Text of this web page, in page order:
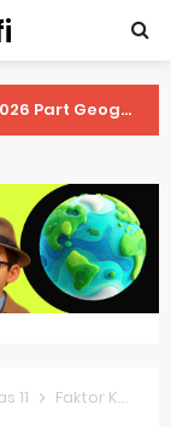
Pertanian
Dinamika Kota
No 51-55
No 46-50
No 36-40
11 Faktor Keterdapatan Sumber Daya Alam di Indonesia